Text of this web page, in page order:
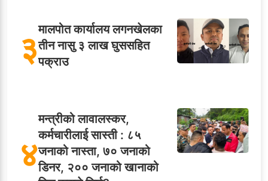
३मालपोत कार्यालय लगनखेलका
तीन नासु ३ लाख घुससहित
पक्राउ
४
मन्त्रीको लावालस्कर,
कर्मचारीलाई सास्ती : ८५
जनाको नास्ता, ७० जनाको
डिनर, २०० जनाको खानाको